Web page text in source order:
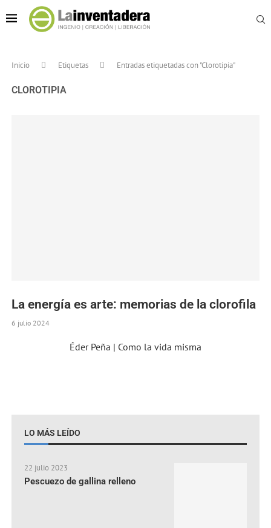
Inicio Etiquetas Entradas etiquetadas con "Clorotipia"
CLOROTIPIA
La energía es arte: memorias de la clorofila
6 julio 2024
Éder Peña | Como la vida misma
LO MÁS LEÍDO
22 julio 2023
Pescuezo de gallina relleno